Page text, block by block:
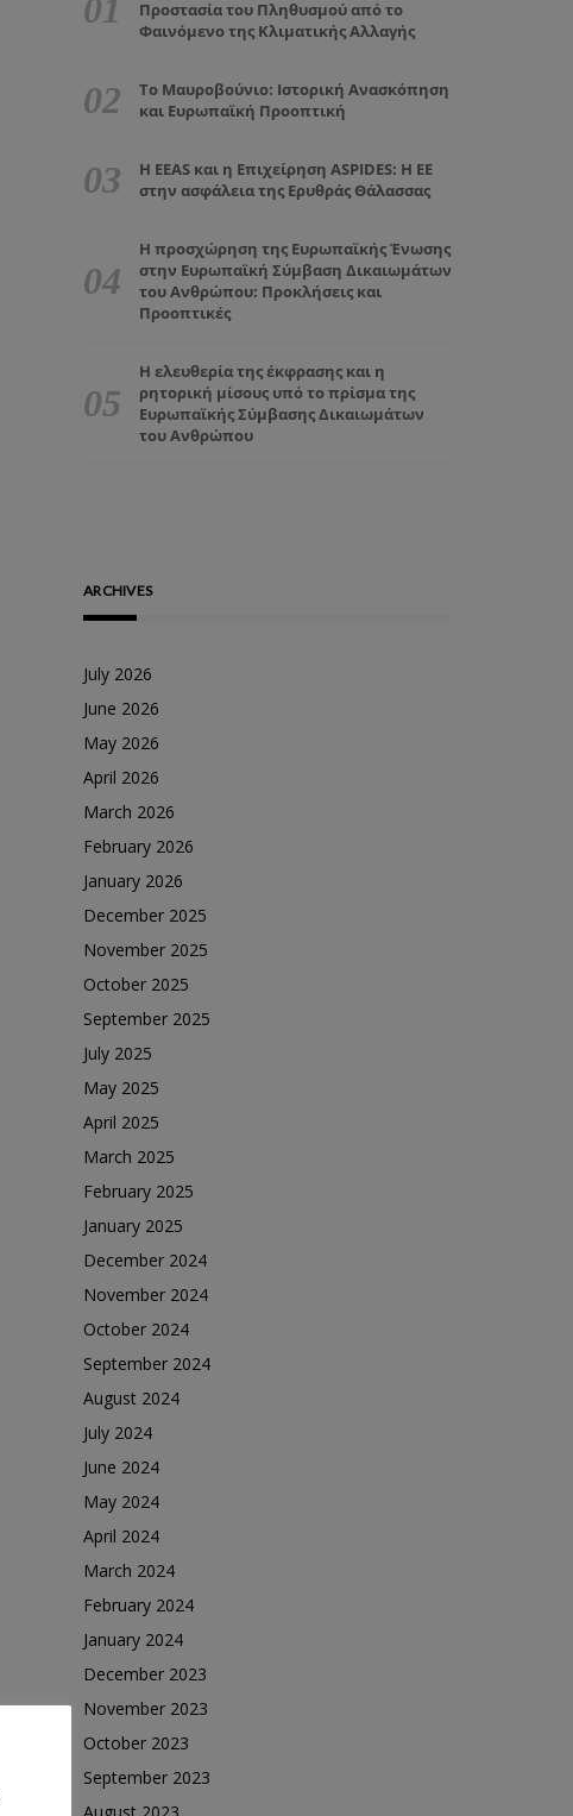
Προστασία του Πληθυσμού από το
Φαινόμενο της Κλιματικής Αλλαγής
Το Μαυροβούνιο: Ιστορική Ανασκόπηση
και Ευρωπαϊκή Προοπτική
Η EEAS και η Επιχείρηση ASPIDES: Η ΕΕ
στην ασφάλεια της Ερυθράς Θάλασσας
Η προσχώρηση της Ευρωπαϊκής Ένωσης
στην Ευρωπαϊκή Σύμβαση Δικαιωμάτων
του Ανθρώπου: Προκλήσεις και
Προοπτικές
Η ελευθερία της έκφρασης και η
ρητορική μίσους υπό το πρίσμα της
Ευρωπαϊκής Σύμβασης Δικαιωμάτων
του Ανθρώπου
ARCHIVES
July 2026
June 2026
May 2026
April 2026
March 2026
February 2026
January 2026
December 2025
November 2025
October 2025
September 2025
July 2025
May 2025
April 2025
March 2025
February 2025
January 2025
December 2024
November 2024
October 2024
September 2024
August 2024
July 2024
June 2024
May 2024
April 2024
March 2024
February 2024
January 2024
December 2023
November 2023
October 2023
September 2023